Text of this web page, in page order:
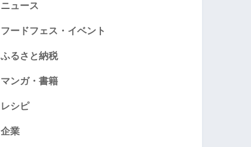
ニュース
フードフェス・イベント
ふるさと納税
マンガ・書籍
レシピ
企業